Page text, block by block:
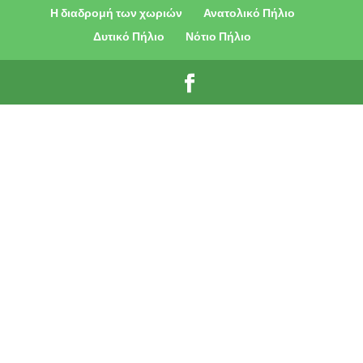
Η διαδρομή των χωριών
Ανατολικό Πήλιο
Δυτικό Πήλιο
Νότιο Πήλιο